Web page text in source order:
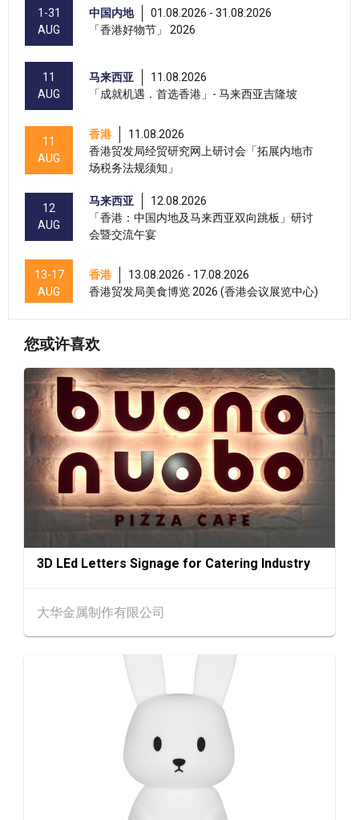
1-31
AUG
中国内地
01.08.2026 - 31.08.2026
「香港好物节」 2026
11
AUG
马来西亚
11.08.2026
「成就机遇．首选香港」- 马来西亚吉隆坡
11
AUG
香港
11.08.2026
香港贸发局经贸研究网上研讨会「拓展内地市
场税务法规须知」
12
AUG
马来西亚
12.08.2026
「香港：中国内地及马来西亚双向跳板」研讨
会暨交流午宴
13-17
AUG
香港
13.08.2026 - 17.08.2026
香港贸发局美食博览 2026 (香港会议展览中心)
13-17
AUG
香港贸发局家电‧家居‧博览 2026 (香港会议展
览中心)
13-15
AUG
香港
13.08.2026 - 15.08.2026
香港贸发局美食商贸博览 2026 (香港会议展览
中心)
13-15
AUG
香港
13.08.2026 - 15.08.2026
香港贸发局香港国际茶展 2026 (香港会议展览
中心)
AUG
香港
13.08.2026 - 15.08.2026
国际现代化中医药及健康产品会议 2026 (香港
会议展览中心)
13-17
AUG
香港贸发局美与健生活博览 2026 (香港会议展
中国内地
25.08.2026 - 27.08.2026
中国国际纺织⾯料及辅料（秋冬）博览会 (202
6年8月25至27日)
01.09.2026 - 05.09.2026
国际名表荟萃 2026 (香港会议展览中心)
01.09.2026 - 05.09.2026
香港贸发局香港钟表展 2026 (香港会议展览中
您或许喜欢
3D LEd Letters Signage for Catering Industry
大华金属制作有限公司